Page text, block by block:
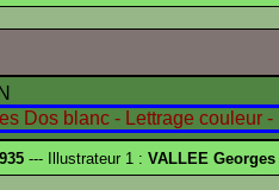
--- Illustrateur 1 : VALLEE Georges